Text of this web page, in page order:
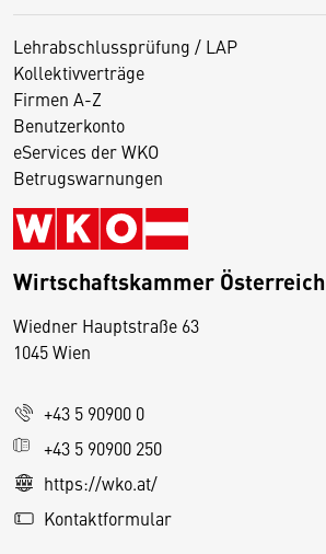
Lehrabschlussprüfung / LAP
Kollektivverträge
Firmen A-Z
Benutzerkonto
eServices der WKO
Betrugswarnungen
Wirtschaftskammer Österreich
Wiedner Hauptstraße 63
1045 Wien
+43 5 90900 0
+43 5 90900 250
https://wko.at/
Kontaktformular
D
s
e
S
e